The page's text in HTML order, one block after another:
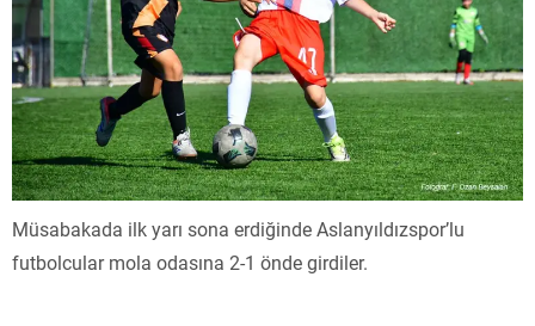
Müsabakada ilk yarı sona erdiğinde Aslanyıldızspor’lu
futbolcular mola odasına 2-1 önde girdiler.